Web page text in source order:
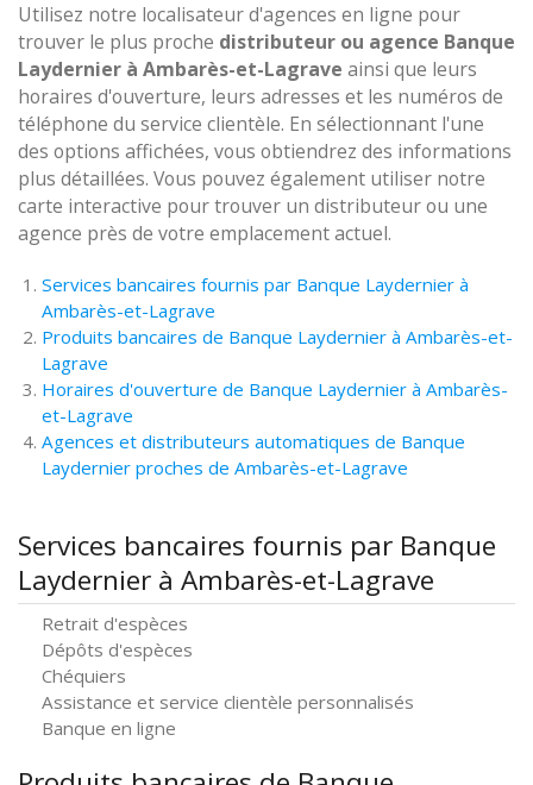
Utilisez notre localisateur d'agences en ligne pour
trouver le plus proche distributeur ou agence Banque
Laydernier à Ambarès-et-Lagrave ainsi que leurs
horaires d'ouverture, leurs adresses et les numéros de
téléphone du service clientèle. En sélectionnant l'une
des options affichées, vous obtiendrez des informations
plus détaillées. Vous pouvez également utiliser notre
carte interactive pour trouver un distributeur ou une
agence près de votre emplacement actuel.
Services bancaires fournis par Banque Laydernier à
Ambarès-et-Lagrave
Produits bancaires de Banque Laydernier à Ambarès-et-
Lagrave
Horaires d'ouverture de Banque Laydernier à Ambarès-
et-Lagrave
Agences et distributeurs automatiques de Banque
Laydernier proches de Ambarès-et-Lagrave
Services bancaires fournis par Banque
Laydernier à Ambarès-et-Lagrave
Retrait d'espèces
Dépôts d'espèces
Chéquiers
Assistance et service clientèle personnalisés
Banque en ligne